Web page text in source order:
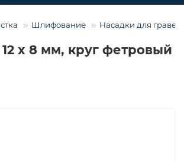
Шлифование Насадки для
x 8 мм, круг фетровый